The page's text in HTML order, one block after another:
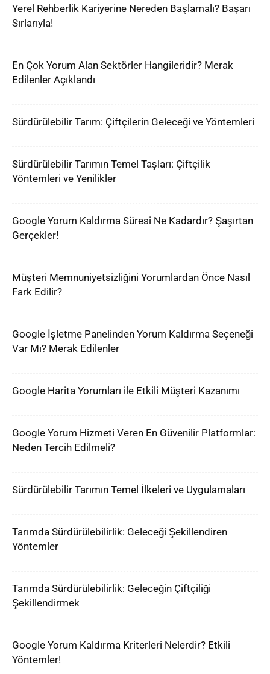
Yerel Rehberlik Kariyerine Nereden Başlamalı? Başarı
Sırlarıyla!
En Çok Yorum Alan Sektörler Hangileridir? Merak
Edilenler Açıklandı
Sürdürülebilir Tarım: Çiftçilerin Geleceği ve Yöntemleri
Sürdürülebilir Tarımın Temel Taşları: Çiftçilik
Yöntemleri ve Yenilikler
Google Yorum Kaldırma Süresi Ne Kadardır? Şaşırtan
Gerçekler!
Müşteri Memnuniyetsizliğini Yorumlardan Önce Nasıl
Fark Edilir?
Google İşletme Panelinden Yorum Kaldırma Seçeneği
Var Mı? Merak Edilenler
Google Harita Yorumları ile Etkili Müşteri Kazanımı
Google Yorum Hizmeti Veren En Güvenilir Platformlar:
Neden Tercih Edilmeli?
Sürdürülebilir Tarımın Temel İlkeleri ve Uygulamaları
Tarımda Sürdürülebilirlik: Geleceği Şekillendiren
Yöntemler
Tarımda Sürdürülebilirlik: Geleceğin Çiftçiliği
Şekillendirmek
Google Yorum Kaldırma Kriterleri Nelerdir? Etkili
Yöntemler!